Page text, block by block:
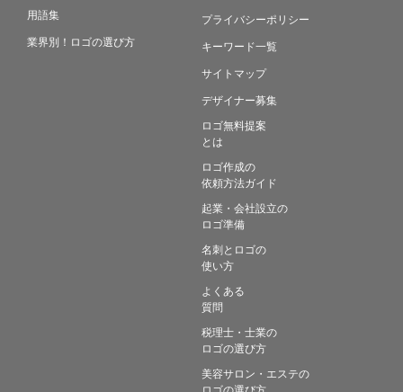
用語集
業界別！ロゴの選び方
プライバシーポリシー
キーワード一覧
サイトマップ
デザイナー募集
ロゴ無料提案
とは
ロゴ作成の
依頼方法ガイド
起業・会社設立の
ロゴ準備
名刺とロゴの
使い方
よくある
質問
税理士・士業の
ロゴの選び方
美容サロン・エステの
ロゴの選び方